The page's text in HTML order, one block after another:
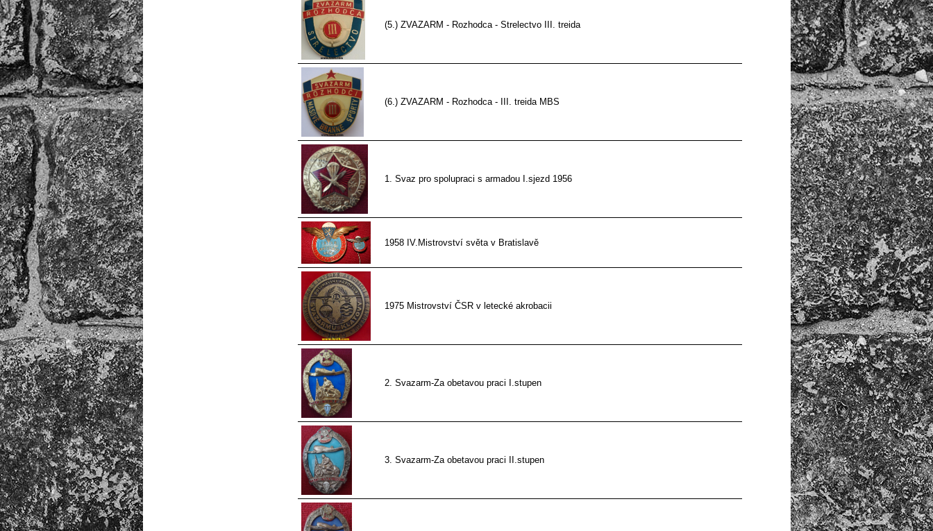
(5.) ZVAZARM - Rozhodca - Strelectvo III. treida
(6.) ZVAZARM - Rozhodca - III. treida MBS
1. Svaz pro spolupraci s armadou I.sjezd 1956
1958 IV.Mistrovství světa v Bratislavě
1975 Mistrovství ČSR v letecké akrobacii
2. Svazarm-Za obetavou praci I.stupen
3. Svazarm-Za obetavou praci II.stupen